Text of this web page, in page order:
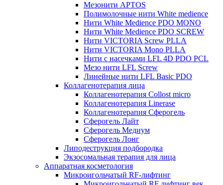
Мезонити APTOS
Полимолочные нити White medience
Нити White Medience PDO MONO
Нити White Medience PDO SCREW
Нити VICTORIA Screw PLLA
Нити VICTORIA Mono PLLA
Нити с насечками LFL 4D PDO PCL
Мезо нити LFL Screw
Линейные нити LFL Basic PDO
Коллагенотерапия лица
Коллагенотерапия Collost micro
Коллагенотерапия Linerase
Коллагенотерапия Сферогель
Сферогель Лайт
Сферогель Медиум
Сферогель Лонг
Липодеструкция подбородка
Экзосомальная терапия для лица
Аппаратная косметология
Микроигольчатый RF-лифтинг